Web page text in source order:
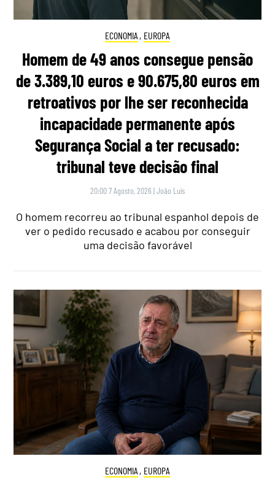
ECONOMIA , EUROPA
Homem de 49 anos consegue pensão
de 3.389,10 euros e 90.675,80 euros em
retroativos por lhe ser reconhecida
incapacidade permanente após
Segurança Social a ter recusado:
tribunal teve decisão final
20:00 7 Agosto, 2026 |João Luís
O homem recorreu ao tribunal espanhol depois de
ver o pedido recusado e acabou por conseguir
uma decisão favorável
ECONOMIA , EUROPA